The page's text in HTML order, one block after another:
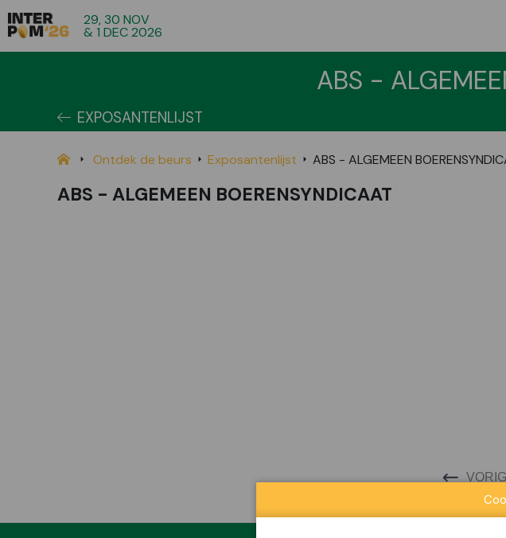
29, 30 NOV
& 1 DEC 2026
ABS -
EXPOSANTENLIJST
Ontdek de beurs Exposantenlijst ABS - ALGEMEEN
ABS - ALGEMEEN BOERENSYNDICAAT